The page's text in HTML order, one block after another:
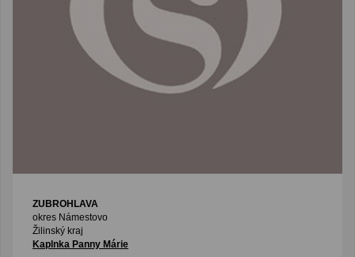
ZUBROHLAVA
okres Námestovo
Žilinský kraj
Kaplnka Panny Márie